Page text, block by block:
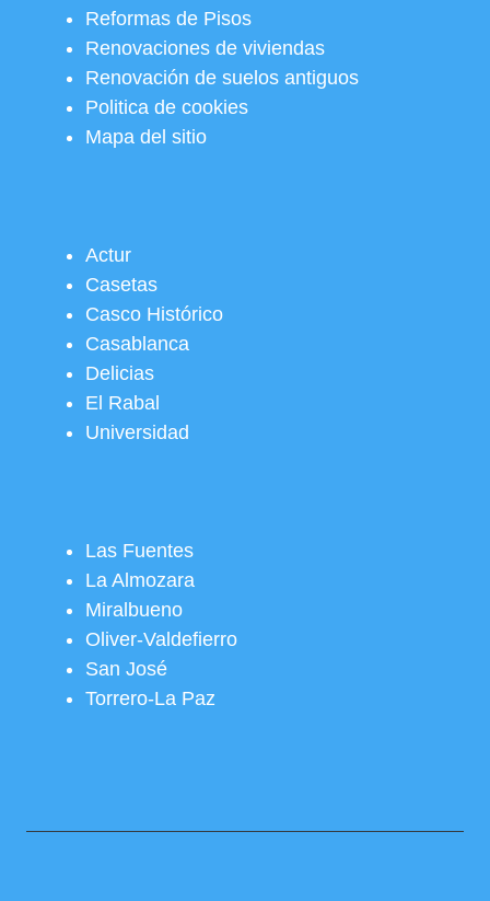
Reformas de Pisos
Renovaciones de viviendas
Renovación de suelos antiguos
Politica de cookies
Mapa del sitio
Actur
Casetas
Casco Histórico
Casablanca
Delicias
El Rabal
Universidad
Las Fuentes
La Almozara
Miralbueno
Oliver-Valdefierro
San José
Torrero-La Paz